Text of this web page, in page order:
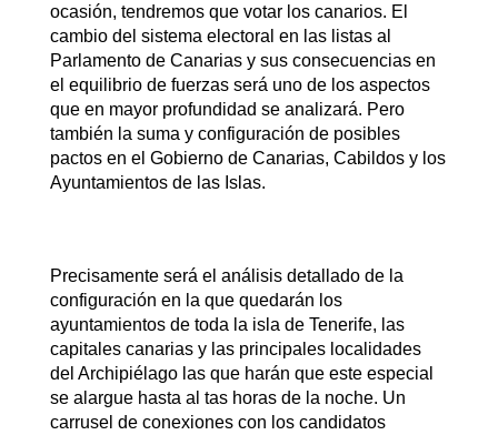
ocasión, tendremos que votar los canarios. El
cambio del sistema electoral en las listas al
Parlamento de Canarias y sus consecuencias en
el equilibrio de fuerzas será uno de los aspectos
que en mayor profundidad se analizará. Pero
también la suma y configuración de posibles
pactos en el Gobierno de Canarias, Cabildos y los
Ayuntamientos de las Islas.
Precisamente será el análisis detallado de la
configuración en la que quedarán los
ayuntamientos de toda la isla de Tenerife, las
capitales canarias y las principales localidades
del Archipiélago las que harán que este especial
se alargue hasta al tas horas de la noche. Un
carrusel de conexiones con los candidatos